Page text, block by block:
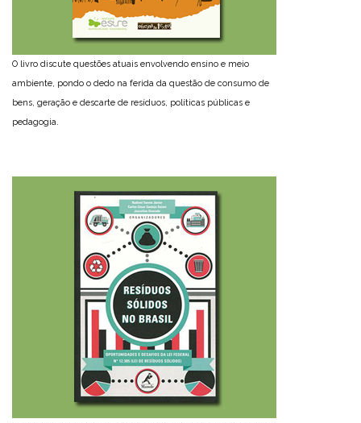
O livro discute questões atuais envolvendo ensino e meio
ambiente, pondo o dedo na ferida da questão de consumo de
bens, geração e descarte de resíduos, políticas públicas e
pedagogia.